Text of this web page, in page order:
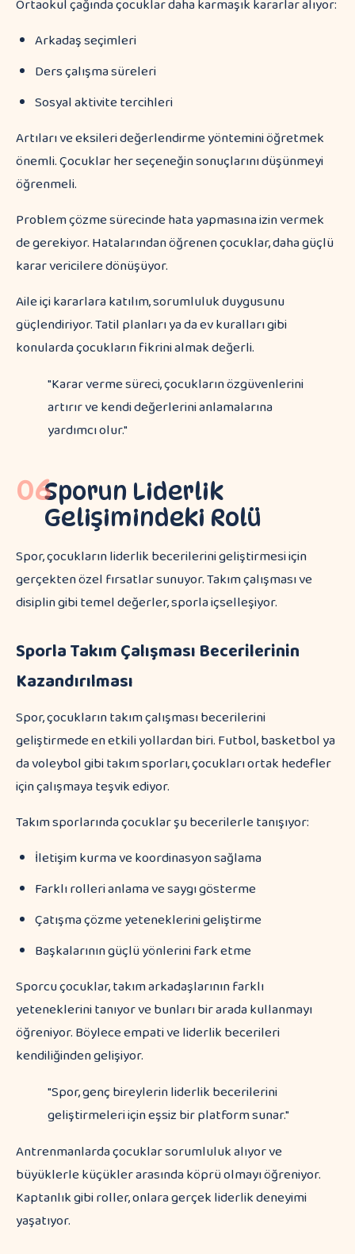
Ortaokul çağında çocuklar daha karmaşık kararlar alıyor:
Arkadaş seçimleri
Ders çalışma süreleri
Sosyal aktivite tercihleri
Artıları ve eksileri değerlendirme yöntemini öğretmek
önemli. Çocuklar her seçeneğin sonuçlarını düşünmeyi
öğrenmeli.
Problem çözme sürecinde hata yapmasına izin vermek
de gerekiyor. Hatalarından öğrenen çocuklar, daha güçlü
karar vericilere dönüşüyor.
Aile içi kararlara katılım, sorumluluk duygusunu
güçlendiriyor. Tatil planları ya da ev kuralları gibi
konularda çocukların fikrini almak değerli.
"Karar verme süreci, çocukların özgüvenlerini
artırır ve kendi değerlerini anlamalarına
yardımcı olur."
06Sporun Liderlik
Gelişimindeki Rolü
Spor, çocukların liderlik becerilerini geliştirmesi için
gerçekten özel fırsatlar sunuyor. Takım çalışması ve
disiplin gibi temel değerler, sporla içselleşiyor.
Sporla Takım Çalışması Becerilerinin
Kazandırılması
Spor, çocukların takım çalışması becerilerini
geliştirmede en etkili yollardan biri. Futbol, basketbol ya
da voleybol gibi takım sporları, çocukları ortak hedefler
için çalışmaya teşvik ediyor.
Takım sporlarında çocuklar şu becerilerle tanışıyor:
İletişim kurma ve koordinasyon sağlama
Farklı rolleri anlama ve saygı gösterme
Çatışma çözme yeteneklerini geliştirme
Başkalarının güçlü yönlerini fark etme
Sporcu çocuklar, takım arkadaşlarının farklı
yeteneklerini tanıyor ve bunları bir arada kullanmayı
öğreniyor. Böylece empati ve liderlik becerileri
kendiliğinden gelişiyor.
"Spor, genç bireylerin liderlik becerilerini
geliştirmeleri için eşsiz bir platform sunar."
Antrenmanlarda çocuklar sorumluluk alıyor ve
büyüklerle küçükler arasında köprü olmayı öğreniyor.
Kaptanlık gibi roller, onlara gerçek liderlik deneyimi
yaşatıyor.